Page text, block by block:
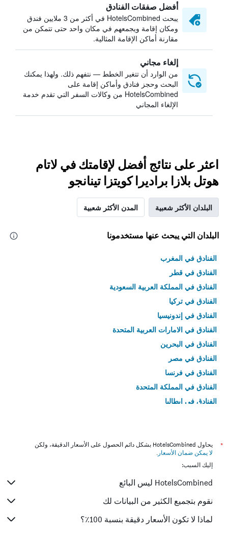
أفضل صفقات الفنادق
يبحث HotelsCombined في أكثر من 3 ملايين فندق
ومكان إقامة ويجمعهم في مكان واحد حتى تتمكن من
مقارنة أماكن الإقامة المثالية.
إلغاء مجاني
من الوارد أن تتغير الخطط — نتفهم ذلك. ولهذا يمكنك
البحث وحجز فنادق وأماكن إقامة على
HotelsCombined من وكالات السفر التي تقدم خدمة
الإلغاء المجاني
اعثر على نتائج أفضل لإقامتك في لاتام
هوتل بلازا براديرا كويتزا تينانجو
البلدان الأكثر شعبية المدن الأكثر شعبية
البلدان التي يبحث عنها مستخدمونا
الفنادق في المغرب
الفنادق في قطر
الفنادق في المملكة العربية السعودية
الفنادق في تركيا
الفنادق في إندونيسيا
الفنادق في الامارات العربية المتحدة
الفنادق في البحرين
الفنادق في مصر
الفنادق في فرنسا
الفنادق في المملكة المتحدة
الفنادق في إيطاليا
*
يحاول HotelsCombined بشكل دائم الحصول على الأسعار الدقيقة، ولكن
لا يمكن ضمان الأسعار .
إليك السبب:
HotelsCombined ليس البائع
نقوم بتجميع الكثير من البيانات لك
لماذا لا تكون الأسعار دقيقة بنسبة 100٪؟